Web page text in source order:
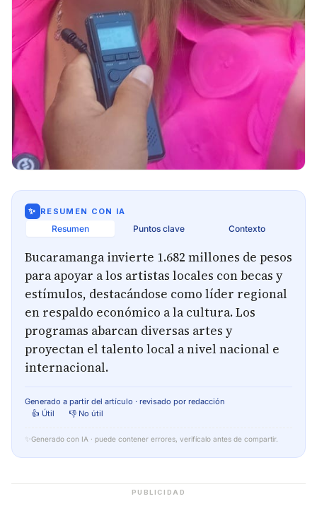
✨ RESUMEN CON IA
Resumen Puntos clave Contexto
Bucaramanga invierte 1.682 millones de pesos
para apoyar a los artistas locales con becas y
estímulos, destacándose como líder regional
en respaldo económico a la cultura. Los
programas abarcan diversas artes y
proyectan el talento local a nivel nacional e
internacional.
Generado a partir del artículo · revisado por redacción
👍 Útil
👎 No útil
✨ Generado con IA · puede contener errores, verifícalo antes de compartir.
PUBLICIDAD